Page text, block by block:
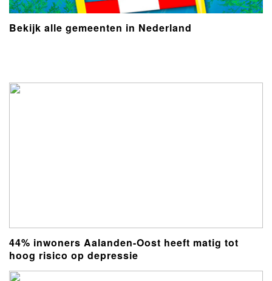
Bekijk alle gemeenten in Nederland
44% inwoners Aalanden-Oost heeft matig tot
hoog risico op depressie